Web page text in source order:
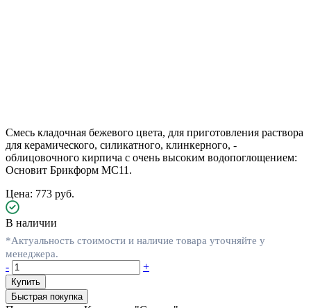
Смесь кладочная бежевого цвета, для приготовления раствора
для керамического, силикатного, клинкерного, -
облицовочного кирпича с очень высоким водопоглощением:
Основит Брикформ MC11.
Цена: 773 руб.
В наличии
*Актуальность стоимости и наличие товара уточняйте у
менеджера.
-
+
Быстрая покупка